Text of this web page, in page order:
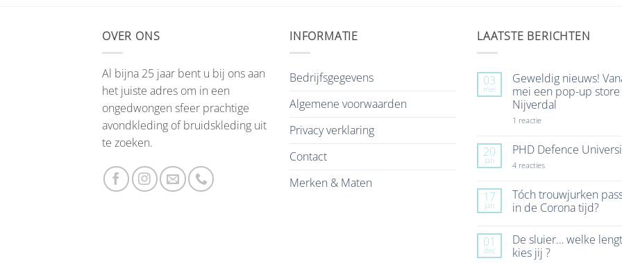
OVER ONS
Al bijna 25 jaar bent u bij ons aan
het juiste adres om in een
ongedwongen sfeer prachtige
avondkleding of bruidskleding uit
te zoeken.
INFORMATIE
Bedrijfsgegevens
Algemene voorwaarden
Privacy verklaring
Contact
Merken & Maten
LAATSTE BERICHTEN
03
mei
Geweldig nieuws!
mei een pop-up store
Nijverdal
1 reactieop
Vanaf
7
mei
up
store
in
20
jan
PHD Defence
4 reactiesop
University
17
jan
Tóch trouwjurken
in de Corona tijd?
op
Tóch
trouwjurken
01
dec
De sluier… welke
kies jij ?